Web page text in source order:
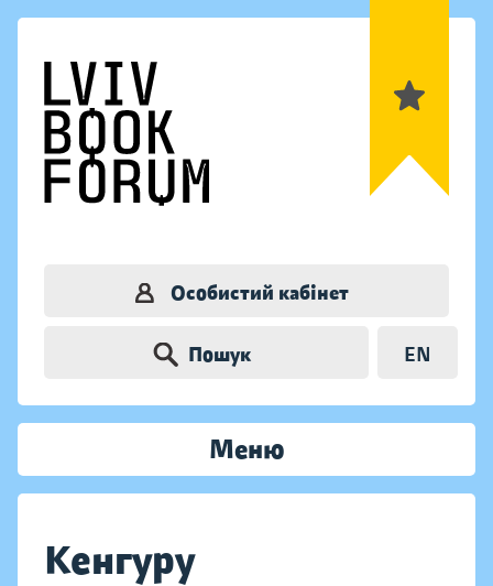
Особистий кабінет
Пошук EN
Меню
Кенгуру